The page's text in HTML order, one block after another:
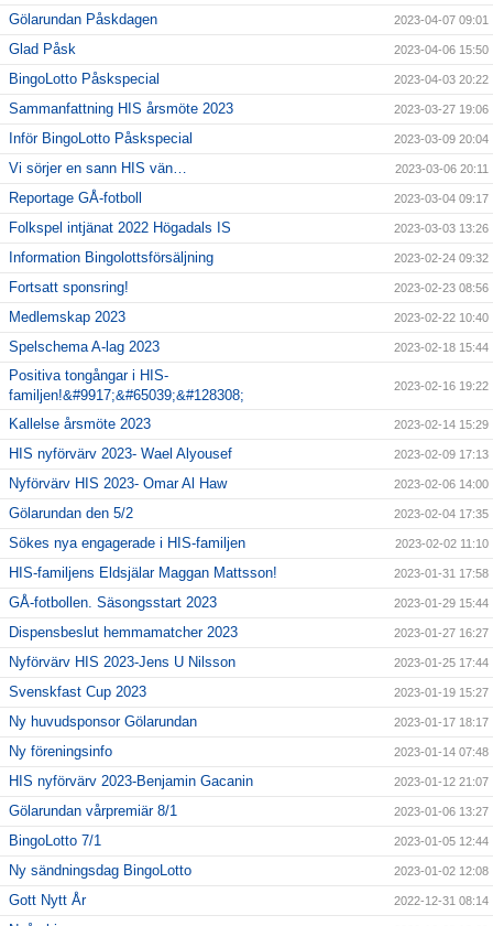
Gölarundan Påskdagen 2023-04-07 09:01
Glad Påsk 2023-04-06 15:50
BingoLotto Påskspecial 2023-04-03 20:22
Sammanfattning HIS årsmöte 2023 2023-03-27 19:06
Inför BingoLotto Påskspecial 2023-03-09 20:04
Vi sörjer en sann HIS vän… 2023-03-06 20:11
Reportage GÅ-fotboll 2023-03-04 09:17
Folkspel intjänat 2022 Högadals IS 2023-03-03 13:26
Information Bingolottsförsäljning 2023-02-24 09:32
Fortsatt sponsring! 2023-02-23 08:56
Medlemskap 2023 2023-02-22 10:40
Spelschema A-lag 2023 2023-02-18 15:44
Positiva tongångar i HIS-
familjen!&#9917;&#65039;&#128308;
2023-02-16 19:22
Kallelse årsmöte 2023 2023-02-14 15:29
HIS nyförvärv 2023- Wael Alyousef 2023-02-09 17:13
Nyförvärv HIS 2023- Omar Al Haw 2023-02-06 14:00
Gölarundan den 5/2 2023-02-04 17:35
Sökes nya engagerade i HIS-familjen 2023-02-02 11:10
HIS-familjens Eldsjälar Maggan Mattsson! 2023-01-31 17:58
GÅ-fotbollen. Säsongsstart 2023 2023-01-29 15:44
Dispensbeslut hemmamatcher 2023 2023-01-27 16:27
Nyförvärv HIS 2023-Jens U Nilsson 2023-01-25 17:44
Svenskfast Cup 2023 2023-01-19 15:27
Ny huvudsponsor Gölarundan 2023-01-17 18:17
Ny föreningsinfo 2023-01-14 07:48
HIS nyförvärv 2023-Benjamin Gacanin 2023-01-12 21:07
Gölarundan vårpremiär 8/1 2023-01-06 13:27
BingoLotto 7/1 2023-01-05 12:44
Ny sändningsdag BingoLotto 2023-01-02 12:08
Gott Nytt År 2022-12-31 08:14